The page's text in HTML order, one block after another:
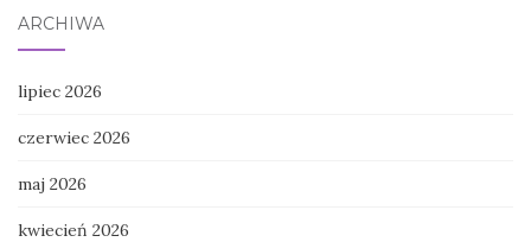
ARCHIWA
lipiec 2026
czerwiec 2026
maj 2026
kwiecień 2026